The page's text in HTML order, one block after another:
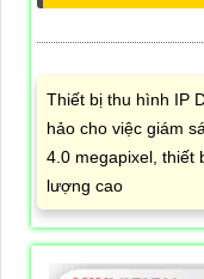
Thiết bị thu hình IP
hảo cho việc giám
4.0 megapixel, thiết
lượng cao